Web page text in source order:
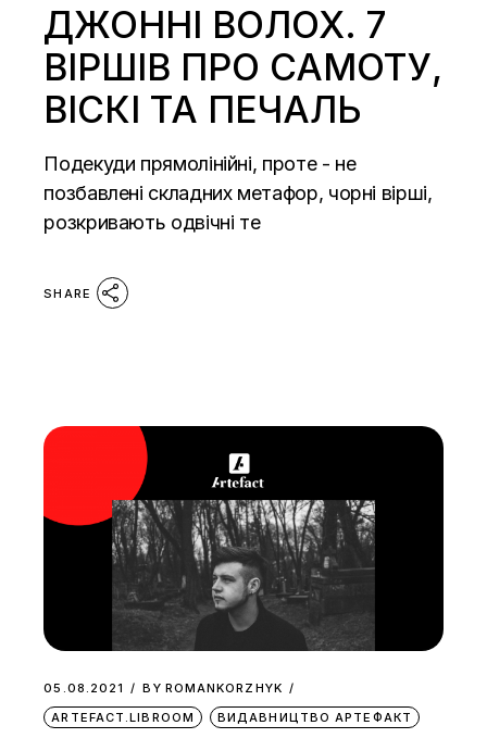
ДЖОННІ ВОЛОХ. 7
ВІРШІВ ПРО САМОТУ,
ВІСКІ ТА ПЕЧАЛЬ
Подекуди прямолінійні, проте - не
позбавлені складних метафор, чорні вірші,
розкривають одвічні те
SHARE
05.08.2021 BY ROMANKORZHYK
ARTEFACT.LIBROOM
ВИДАВНИЦТВО АРТЕФАКТ